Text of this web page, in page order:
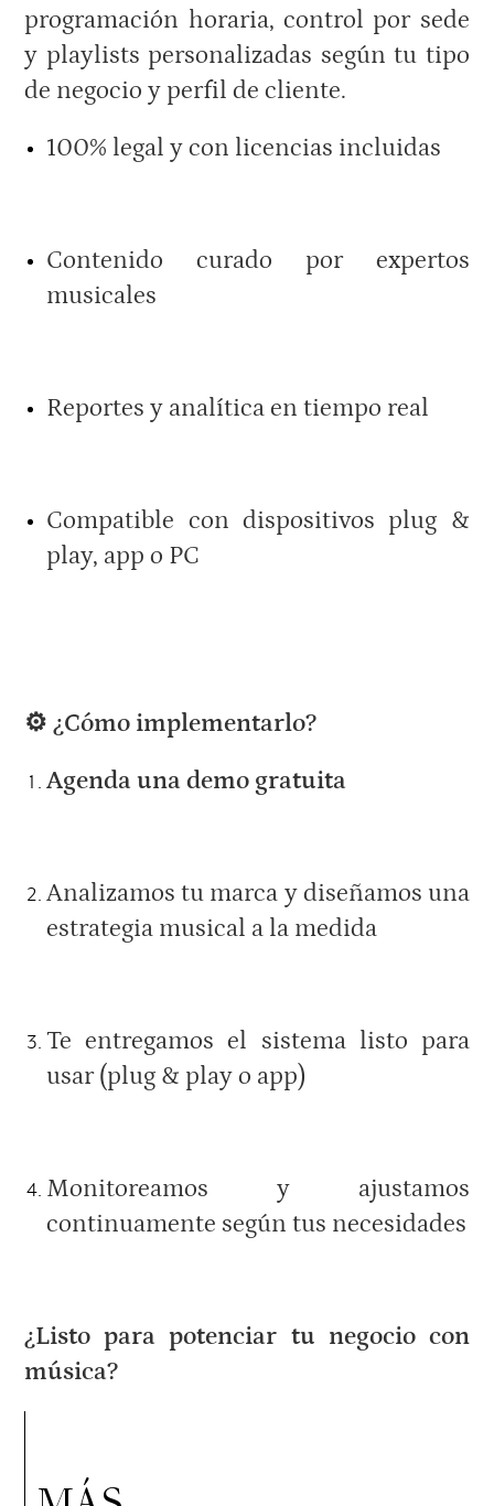
programación horaria, control por sede
y playlists personalizadas según tu tipo
de negocio y perfil de cliente.
100% legal y con licencias incluidas
Contenido curado por expertos
musicales
Reportes y analítica en tiempo real
Compatible con dispositivos plug &
play, app o PC
⚙️ ¿Cómo implementarlo?
Agenda una demo gratuita
Analizamos tu marca y diseñamos una
estrategia musical a la medida
Te entregamos el sistema listo para
usar (plug & play o app)
Monitoreamos y ajustamos
continuamente según tus necesidades
¿Listo para potenciar tu negocio con
música?